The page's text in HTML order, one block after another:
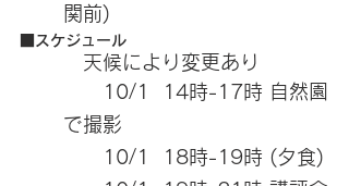
関前)
■スケジュール
天候により変更あり
10/1  14時-17時 自然園
で撮影
10/1  18時-19時 (夕食)